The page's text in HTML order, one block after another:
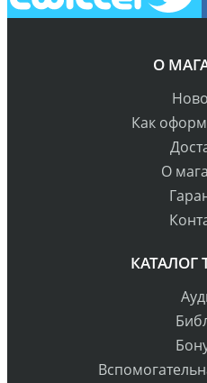
О
Как
О
КАТАЛОГ